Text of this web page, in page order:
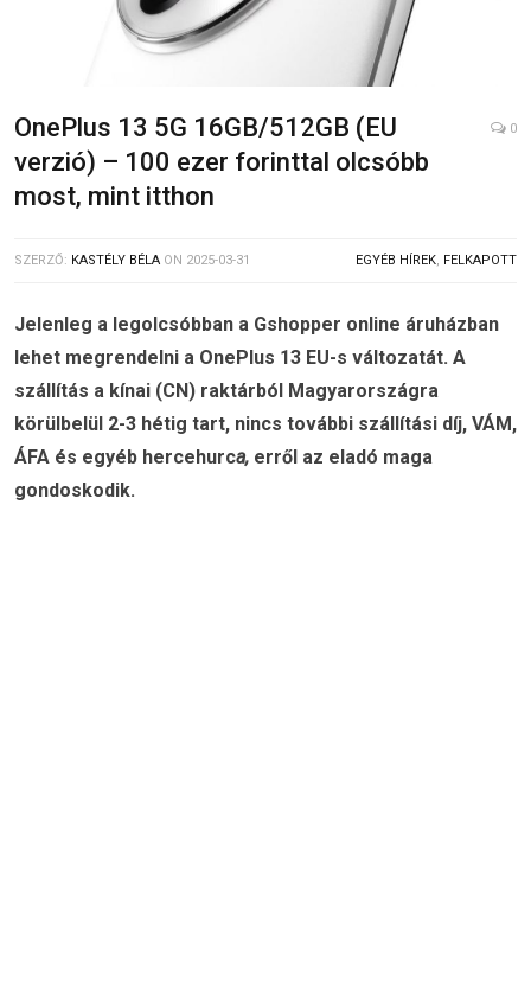
OnePlus 13 5G 16GB/512GB (EU
verzió) – 100 ezer forinttal olcsóbb
most, mint itthon
0
SZERZŐ: KASTÉLY BÉLA ON 2025-03-31 EGYÉB HÍREK, FELKAPOTT
Jelenleg a legolcsóbban a Gshopper online áruházban
lehet megrendelni a OnePlus 13 EU-s változatát. A
szállítás a kínai (CN) raktárból Magyarországra
körülbelül 2-3 hétig tart, nincs további szállítási díj, VÁM,
ÁFA és egyéb hercehurca, erről az eladó maga
gondoskodik.